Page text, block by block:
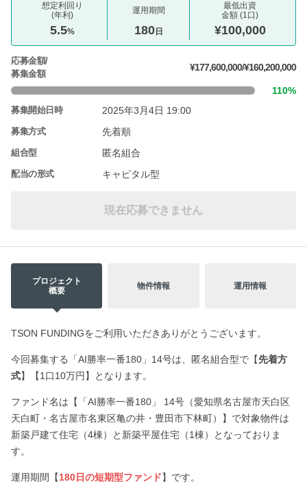
想定利回り
(年利)
5.5%
運用期間
180日
最低出資
金額 (1口)
¥100,000
応募金額/
募集金額
¥177,600,000/¥160,200,000
110%
募集開始日時 2025年3月4日 19:00
募集方式 先着順
組合型 匿名組合
配当の形式 キャピタル型
現在応募できません
プロジェクト
概要
物件情報 運用情報
TSON FUNDINGをご利用いただきありがとうございます。
今回募集する「AI勝率一番180」14号は、匿名組合型で【先着方
式】【1口10万円】となります。
ファンド名は【「AI勝率一番180」 14号（愛知県名古屋市天白区
天白町・名古屋市名東区亀の井・豊田市下林町）】で対象物件は
新築戸建て住宅（4棟）と新築平屋住宅（1棟）となっておりま
す。
運用期間【180日の短期型ファンド】です。